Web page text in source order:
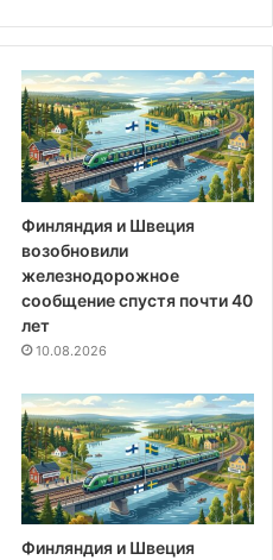
Финляндия и Швеция
возобновили
железнодорожное
сообщение спустя почти 40
лет
10.08.2026
Финляндия и Швеция